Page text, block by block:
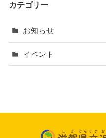
カテゴリー
お知らせ
イベント